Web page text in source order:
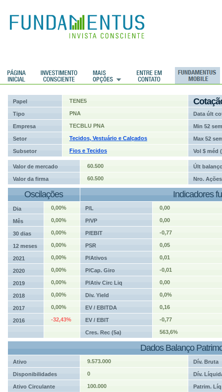
Papel TENE5
Tipo PNA Data últ
Empresa TECBLU PNA Min 52 sem
Setor Tecidos, Vestuário e Calçados Max 52
Subsetor Fios e Tecidos Vol $ méd
Valor de mercado 60.500 Últ
Valor da firma 60.500 Nro. Ações
Oscilações Indicadores
Dia 0,00% P/L 0,00
Mês 0,00% P/VP 0,00
30 dias 0,00% P/EBIT -0,77
12 meses 0,00% PSR 0,05
2021 0,00% P/Ativos 0,01
2020 0,00% P/Cap. Giro -0,01
2019 0,00% P/Ativ Circ Liq 0,00
2018 0,00% Div. Yield 0,0%
2017 0,00% EV / EBITDA 0,16
2016 -32,43% EV / EBIT -0,77
Cres. Rec (5a) 563,6%
Dados Balanço
Ativo 9.573.000 Dív. Bruta
Disponibilidades 0 Dív.
Ativo Circulante 100.000 Patrim. Líq